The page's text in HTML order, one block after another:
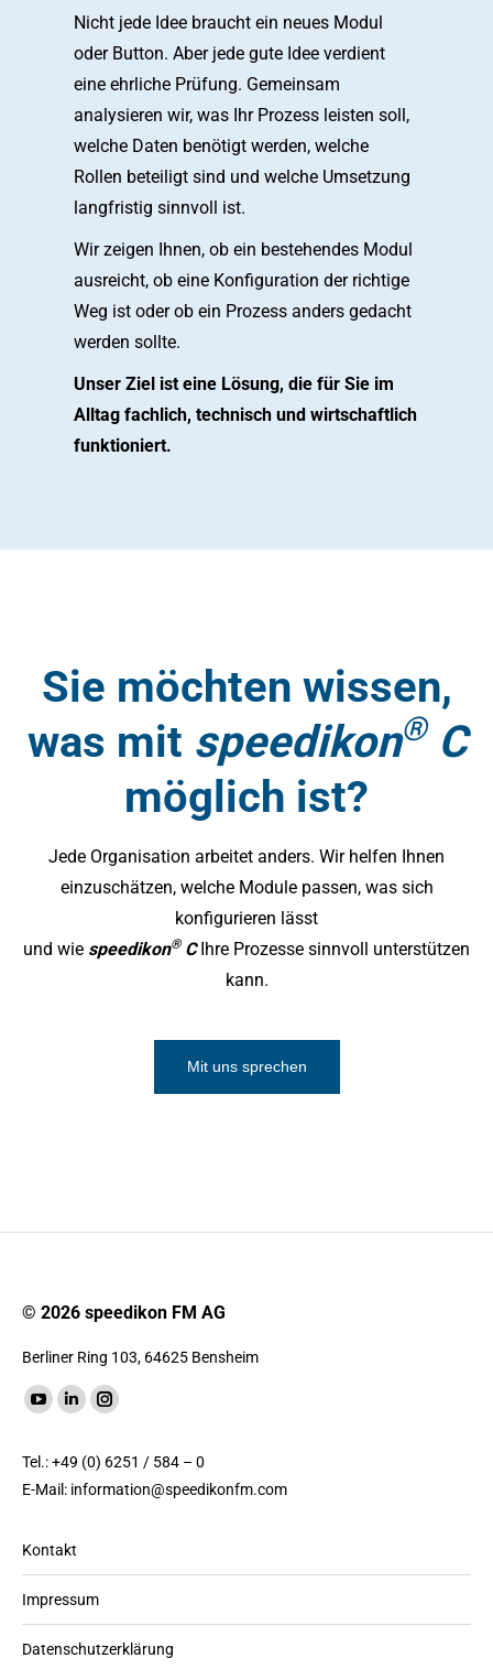
Nicht jede Idee braucht ein neues Modul
oder Button. Aber jede gute Idee verdient
eine ehrliche Prüfung. Gemeinsam
analysieren wir, was Ihr Prozess leisten soll,
welche Daten benötigt werden, welche
Rollen beteiligt sind und welche Umsetzung
langfristig sinnvoll ist.
Wir zeigen Ihnen, ob ein bestehendes Modul
ausreicht, ob eine Konfiguration der richtige
Weg ist oder ob ein Prozess anders gedacht
werden sollte.
Unser Ziel ist eine Lösung, die für Sie im
Alltag fachlich, technisch und wirtschaftlich
funktioniert.
Sie möchten wissen,
was mit speedikon®C
möglich ist?
Jede Organisation arbeitet anders. Wir helfen Ihnen
einzuschätzen, welche Module passen, was sich
konfigurieren lässt
und wie speedikon®CIhre Prozesse sinnvoll unterstützen
kann.
Mit uns sprechen
© 2026 speedikon FM AG
Berliner Ring 103, 64625 Bensheim
Finde uns auf:
YouTube
wird
in
neuen
geöffnet
LinkedIn
wird
in
neuen
Instagram
wird
in
Tel.: +49 (0) 6251 / 584 – 0
E-Mail: information@speedikonfm.com
Kontakt
Impressum
Datenschutzerklärung